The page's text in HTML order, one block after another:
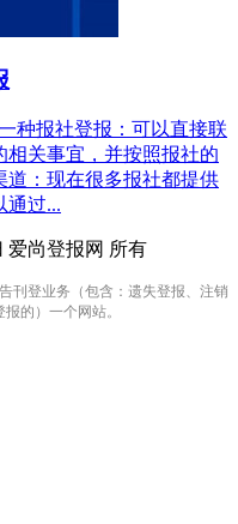
种报社登报：可以直接联
相关事宜，并按照报社的
道：现在很多报社都提供
通过...
爱尚登报网 所有
刊登业务（包含：遗失登报、注销
的）一个网站。